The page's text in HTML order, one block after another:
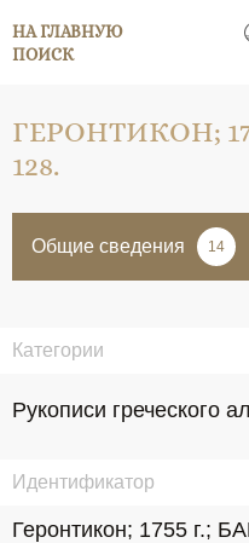
НА ГЛАВНУЮ
ПОИСК
ГЕРОНТИКОН;
128.
Общие сведения 14
Категории
Рукописи греческого
Идентификатор
Геронтикон; 1755 г.;